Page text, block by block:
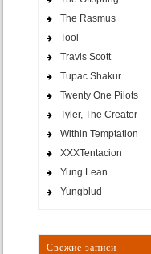
The Rasmus
Tool
Travis Scott
Tupac Shakur
Twenty One Pilots
Tyler, The Creator
Within Temptation
XXXTentacion
Yung Lean
Yungblud
Свежие записи